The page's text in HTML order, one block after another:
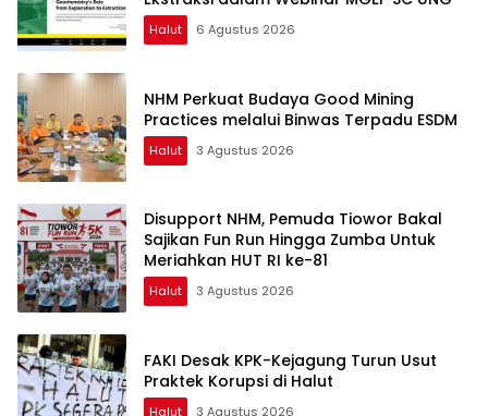
Halut 6 Agustus 2026
NHM Perkuat Budaya Good Mining
Practices melalui Binwas Terpadu ESDM
Halut 3 Agustus 2026
Disupport NHM, Pemuda Tiowor Bakal
Sajikan Fun Run Hingga Zumba Untuk
Meriahkan HUT RI ke-81
Halut 3 Agustus 2026
FAKI Desak KPK-Kejagung Turun Usut
Praktek Korupsi di Halut
Halut 3 Agustus 2026